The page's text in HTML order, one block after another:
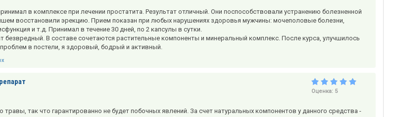
в комплексе при лечении простатита. Результат отличный. Они поспособствовали устранению болезненной
восстановили эрекцию. Прием показан при любых нарушениях здоровья мужчины: мочеполовые болезни,
и т.д. Принимал в течение 30 дней, по 2 капсулы в сутки.
безвредный. В составе сочетаются растительные компоненты и минеральный комплекс. После курса, улучшилось
в постели, я здоровый, бодрый и активный.
Оценка: 5
травы, так что гарантированно не будет побочных явлений. За счет натуральных компонентов у данного средства -